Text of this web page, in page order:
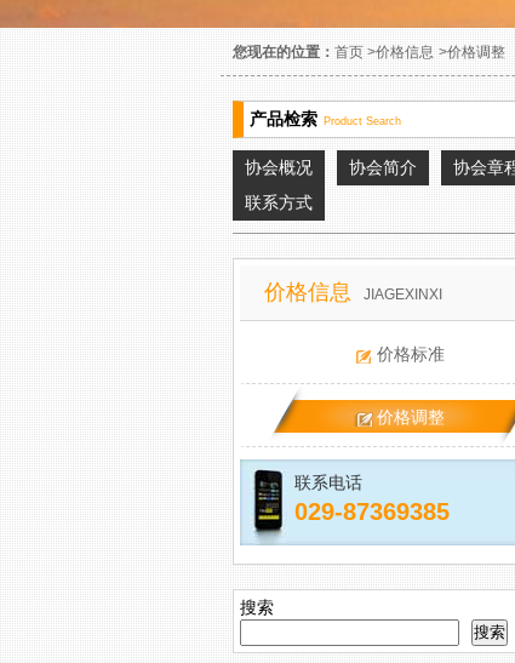
您现在的位置：首页>价格信息 >价格调整
产品检索 Product Search
协会概况 协会简介 协会章
联系方式
价格信息 JIAGEXINXI
价格标准
价格调整
联系电话
029-87369385
搜索
搜索